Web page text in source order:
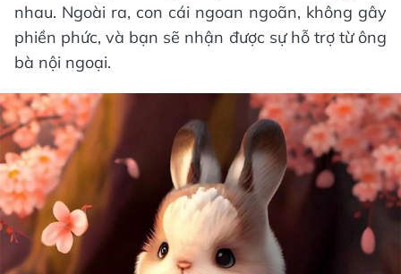
nhau. Ngoài ra, con cái ngoan ngoãn, không gây
phiền phức, và bạn sẽ nhận được sự hỗ trợ từ ông
bà nội ngoại.